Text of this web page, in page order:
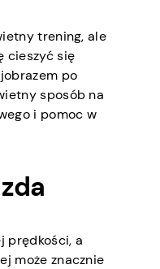
trening, ale
cieszyć się
po
sposób na
i pomoc w
prędkości, a
może znacznie